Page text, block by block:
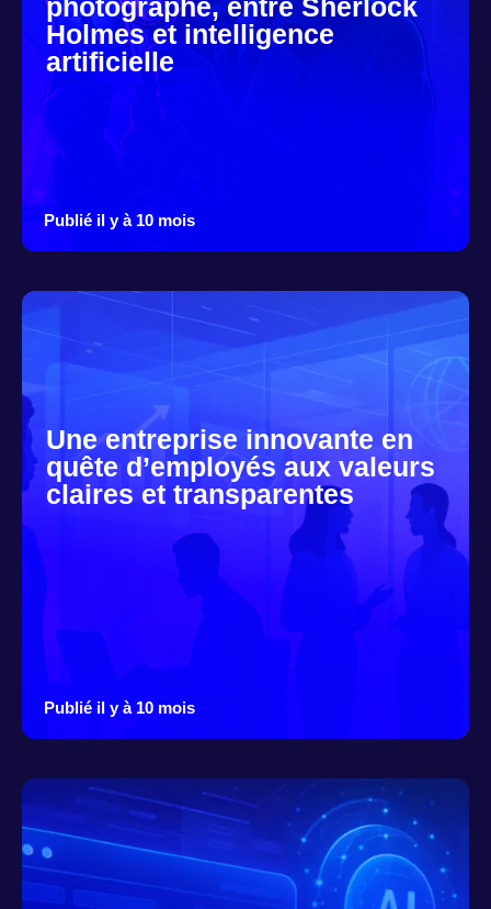
photographe, entre Sherlock
Holmes et intelligence
artificielle
Publié il y à 10 mois
Une entreprise innovante en
quête d’employés aux valeurs
claires et transparentes
Publié il y à 10 mois